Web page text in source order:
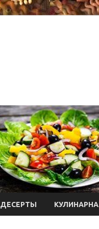
ДЕСЕРТЫ